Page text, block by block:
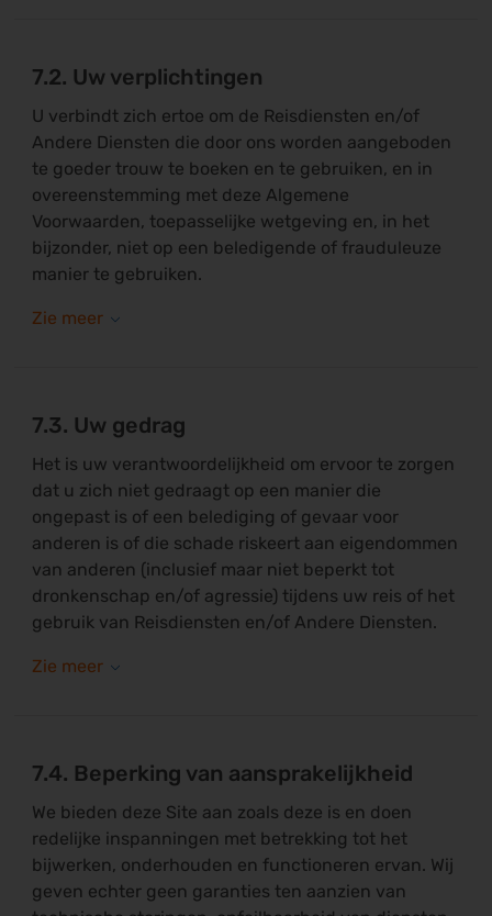
7.2. Uw verplichtingen
U verbindt zich ertoe om de Reisdiensten en/of
Andere Diensten die door ons worden aangeboden
te goeder trouw te boeken en te gebruiken, en in
overeenstemming met deze Algemene
Voorwaarden, toepasselijke wetgeving en, in het
bijzonder, niet op een beledigende of frauduleuze
manier te gebruiken.
7.3. Uw gedrag
Het is uw verantwoordelijkheid om ervoor te zorgen
dat u zich niet gedraagt op een manier die
ongepast is of een belediging of gevaar voor
anderen is of die schade riskeert aan eigendommen
van anderen (inclusief maar niet beperkt tot
dronkenschap en/of agressie) tijdens uw reis of het
gebruik van Reisdiensten en/of Andere Diensten.
7.4. Beperking van aansprakelijkheid
We bieden deze Site aan zoals deze is en doen
redelijke inspanningen met betrekking tot het
bijwerken, onderhouden en functioneren ervan. Wij
geven echter geen garanties ten aanzien van